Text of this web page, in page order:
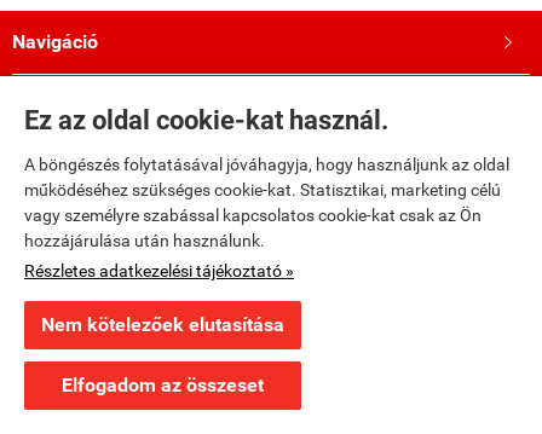
Ez az oldal cookie-kat használ.
A böngészés folytatásával jóváhagyja, hogy használjunk az oldal
működéséhez szükséges cookie-kat. Statisztikai, marketing célú
vagy személyre szabással kapcsolatos cookie-kat csak az Ön
hozzájárulása után használunk.
Részletes adatkezelési tájékoztató »
Nem kötelezőek elutasítása
Elfogadom az összeset
Navigáció 
Saját fiók
Bemutatkozás 
Kövess minket a Facebookon!
Adatkezelési tájékoztató
Webáruház készítésa StartÜzlettel.